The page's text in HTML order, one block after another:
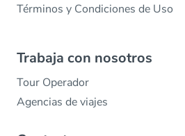
Términos y Condiciones de Uso
Trabaja con nosotros
Tour Operador
Agencias de viajes